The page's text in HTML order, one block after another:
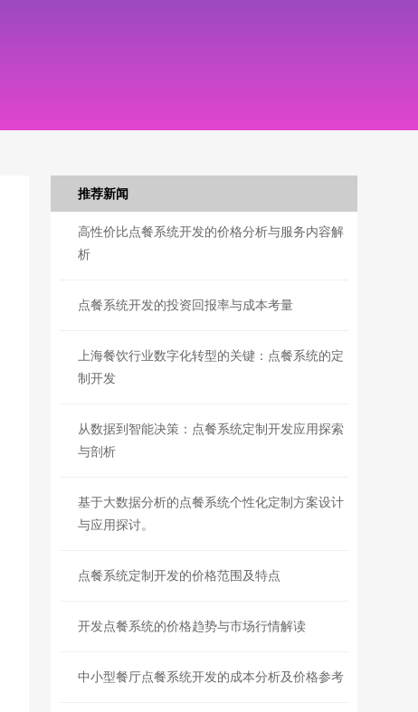
推荐新闻
高性价比点餐系统开发的价格分析与服务内容解
析
点餐系统开发的投资回报率与成本考量
上海餐饮行业数字化转型的关键：点餐系统的定
制开发
从数据到智能决策：点餐系统定制开发应用探索
与剖析
基于大数据分析的点餐系统个性化定制方案设计
与应用探讨。
点餐系统定制开发的价格范围及特点
开发点餐系统的价格趋势与市场行情解读
中小型餐厅点餐系统开发的成本分析及价格参考